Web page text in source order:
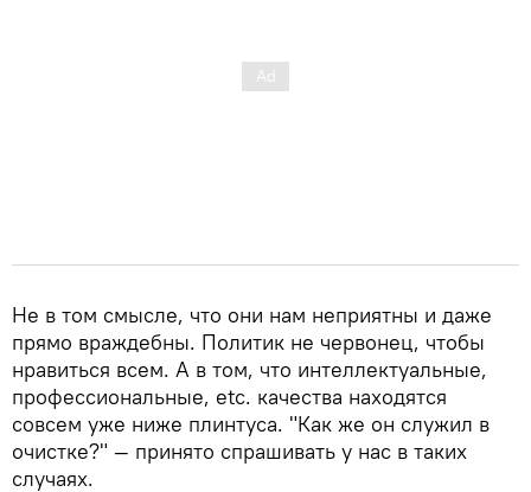
Не в том смысле, что они нам неприятны и даже
прямо враждебны. Политик не червонец, чтобы
нравиться всем. А в том, что интеллектуальные,
профессиональные, etc. качества находятся
совсем уже ниже плинтуса. "Как же он служил в
очистке?" — принято спрашивать у нас в таких
случаях.